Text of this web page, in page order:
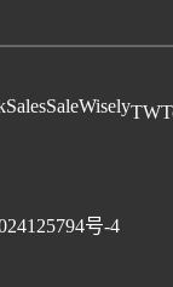
SaleWisely
号-4